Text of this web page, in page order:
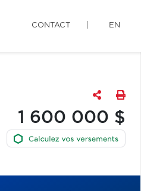
CONTACT EN
1 600 000 $